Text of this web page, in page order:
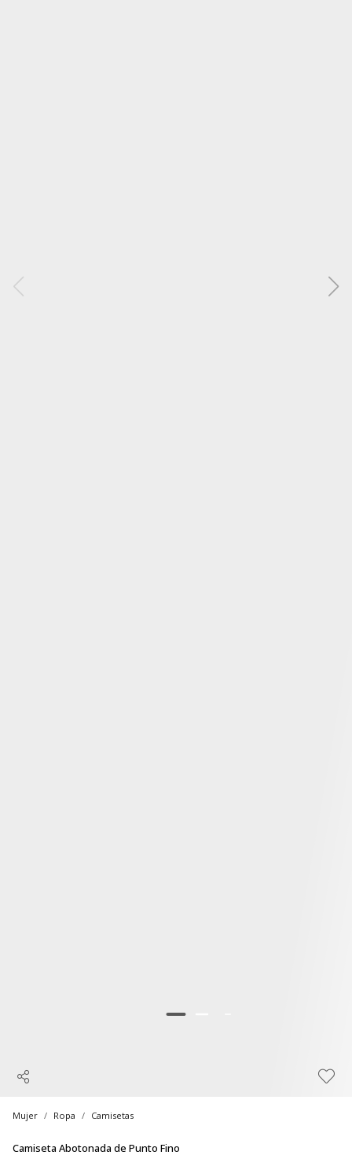
Mujer Ropa Camisetas
Camiseta Abotonada de Punto Fino